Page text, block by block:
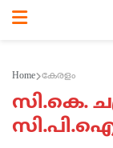
Home കേരളം
സി.കെ.
സി.പി.ഐ